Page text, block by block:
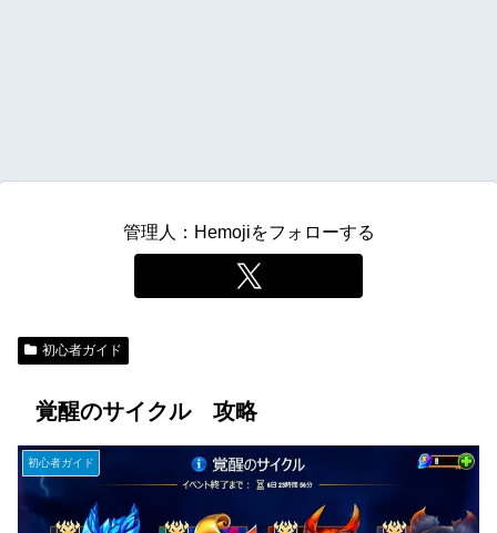
管理人：Hemojiをフォローする
初心者ガイド
覚醒のサイクル 攻略
初心者ガイド